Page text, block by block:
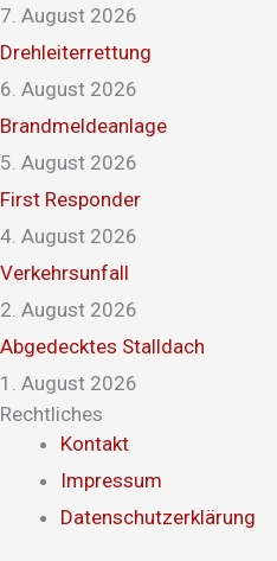
7. August 2026
Drehleiterrettung
6. August 2026
Brandmeldeanlage
5. August 2026
First Responder
4. August 2026
Verkehrsunfall
2. August 2026
Abgedecktes Stalldach
1. August 2026
Rechtliches
Kontakt
Impressum
Datenschutzerklärung